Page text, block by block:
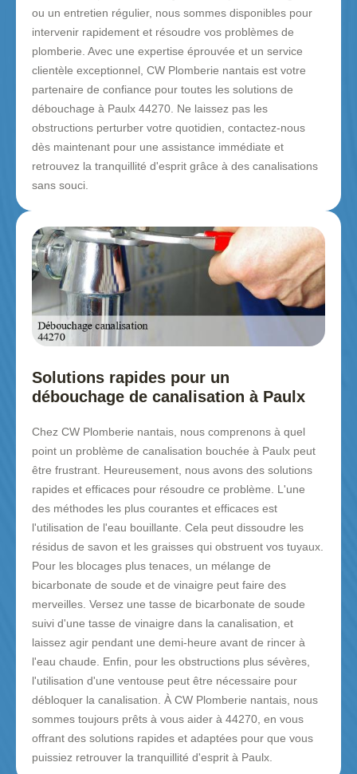
ou un entretien régulier, nous sommes disponibles pour
intervenir rapidement et résoudre vos problèmes de
plomberie. Avec une expertise éprouvée et un service
clientèle exceptionnel, CW Plomberie nantais est votre
partenaire de confiance pour toutes les solutions de
débouchage à Paulx 44270. Ne laissez pas les
obstructions perturber votre quotidien, contactez-nous
dès maintenant pour une assistance immédiate et
retrouvez la tranquillité d'esprit grâce à des canalisations
sans souci.
Solutions rapides pour un
débouchage de canalisation à Paulx
Chez CW Plomberie nantais, nous comprenons à quel
point un problème de canalisation bouchée à Paulx peut
être frustrant. Heureusement, nous avons des solutions
rapides et efficaces pour résoudre ce problème. L'une
des méthodes les plus courantes et efficaces est
l'utilisation de l'eau bouillante. Cela peut dissoudre les
résidus de savon et les graisses qui obstruent vos tuyaux.
Pour les blocages plus tenaces, un mélange de
bicarbonate de soude et de vinaigre peut faire des
merveilles. Versez une tasse de bicarbonate de soude
suivi d'une tasse de vinaigre dans la canalisation, et
laissez agir pendant une demi-heure avant de rincer à
l'eau chaude. Enfin, pour les obstructions plus sévères,
l'utilisation d'une ventouse peut être nécessaire pour
débloquer la canalisation. À CW Plomberie nantais, nous
sommes toujours prêts à vous aider à 44270, en vous
offrant des solutions rapides et adaptées pour que vous
puissiez retrouver la tranquillité d'esprit à Paulx.